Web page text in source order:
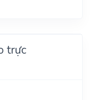
trực